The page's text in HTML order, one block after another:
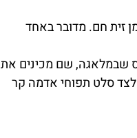
זית חם. מדובר באחד
שבמלאגה, שם מכינים את
סלט תפוחי אדמה קר